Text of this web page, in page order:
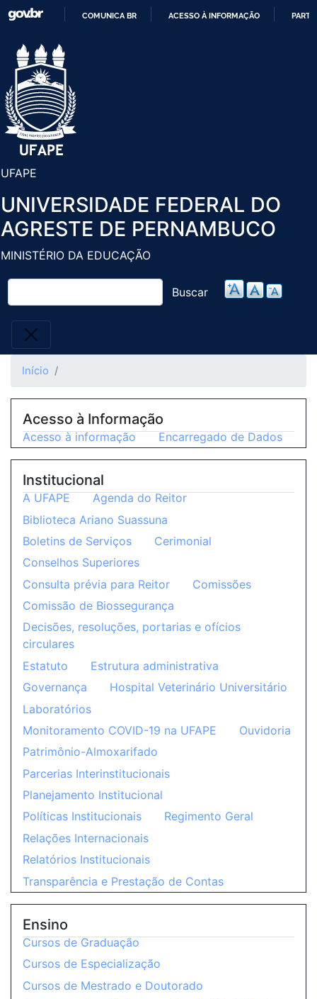
Pular
COMUNICA BR ACESSO À INFORMAÇÃO
UFAPE
UNIVERSIDADE FEDERAL DO
AGRESTE DE PERNAMBUCO
MINISTÉRIO DA EDUCAÇÃO
Buscar
Início
Acesso à Informação
Acesso à informação Encarregado de Dados
Institucional
A UFAPE
Agenda do Reitor
Biblioteca Ariano Suassuna
Boletins de Serviços
Cerimonial
Conselhos Superiores
Consulta prévia para Reitor
Comissões
Comissão de Biossegurança
Decisões, resoluções, portarias e ofícios
circulares
Estatuto
Estrutura administrativa
Governança
Hospital Veterinário Universitário
Laboratórios
Monitoramento COVID-19 na UFAPE
Ouvidoria
Patrimônio-Almoxarifado
Parcerias Interinstitucionais
Planejamento Institucional
Políticas Institucionais
Regimento Geral
Relações Internacionais
Relatórios Institucionais
Transparência e Prestação de Contas
Ensino
Cursos de Graduação
Cursos de Especialização
Cursos de Mestrado e Doutorado